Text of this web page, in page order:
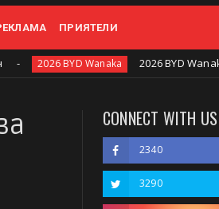
ПРИЯТЕЛИ
2026 BYD Wanaka Motorhome -
CONNECT WITH US
2340
3290